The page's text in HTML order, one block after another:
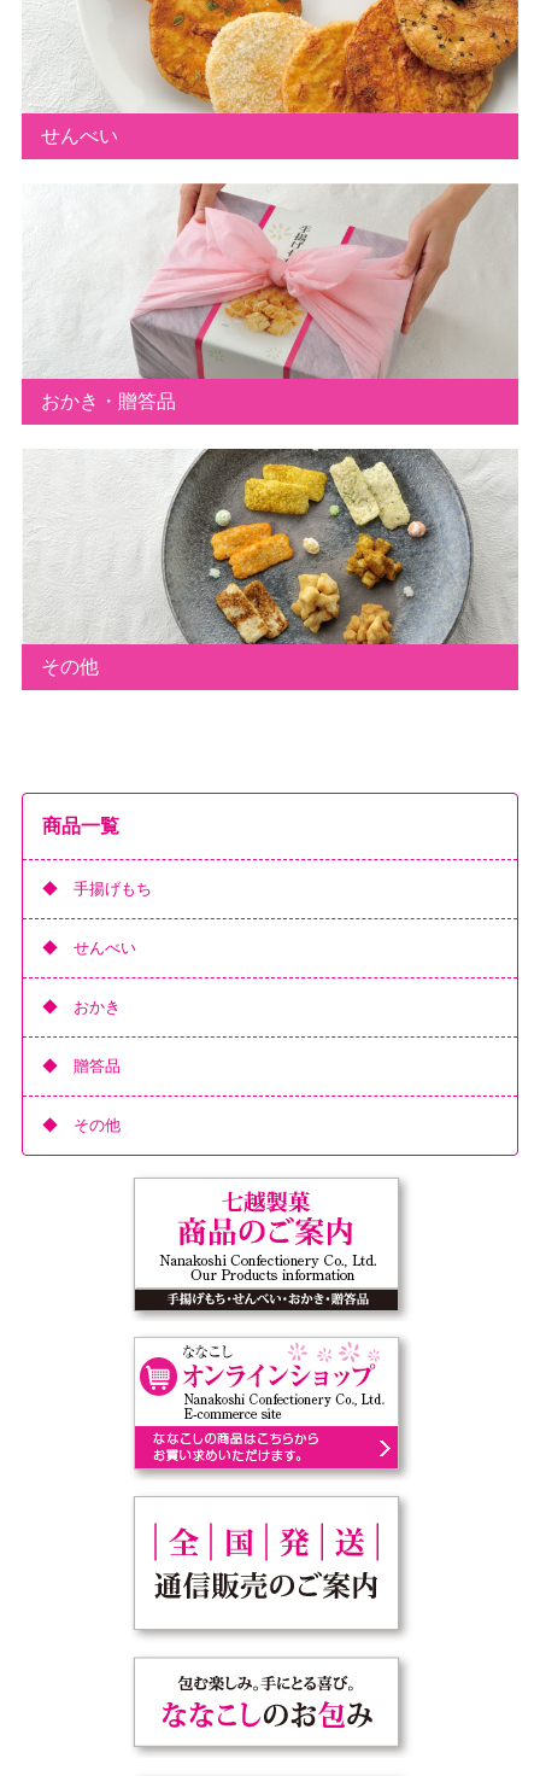
せんべい
おかき・贈答品
その他
商品一覧
手揚げもち
せんべい
おかき
贈答品
その他